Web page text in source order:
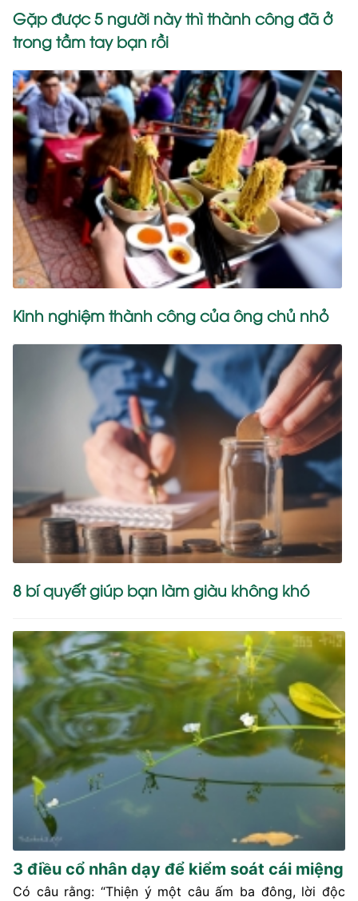
Gặp được 5 người này thì thành công đã ở
trong tầm tay bạn rồi
Kinh nghiệm thành công của ông chủ nhỏ
8 bí quyết giúp bạn làm giàu không khó
3 điều cổ nhân dạy để kiểm soát cái miệng
Có câu rằng: “Thiện ý một câu ấm ba đông, lời độc